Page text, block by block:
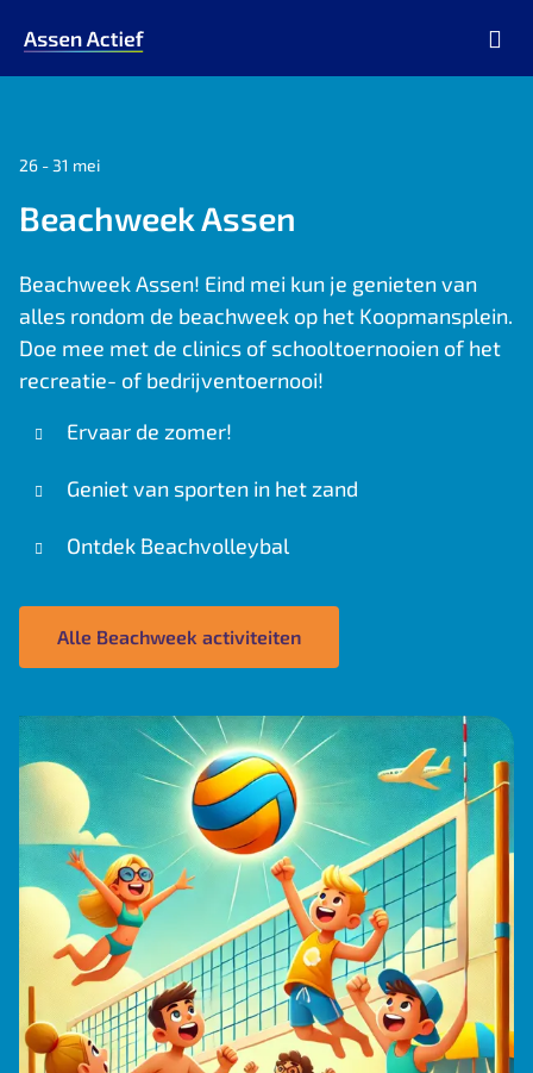
26 - 31 mei
Beachweek Assen
Beachweek Assen! Eind mei kun je genieten van
alles rondom de beachweek op het Koopmansplein.
Doe mee met de clinics of schooltoernooien of het
recreatie- of bedrijventoernooi!
Ervaar de zomer!
Geniet van sporten in het zand
Ontdek Beachvolleybal
Alle Beachweek activiteiten